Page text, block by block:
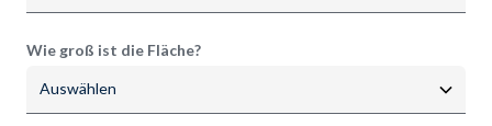
Wie groß ist die Fläche?
Auswählen